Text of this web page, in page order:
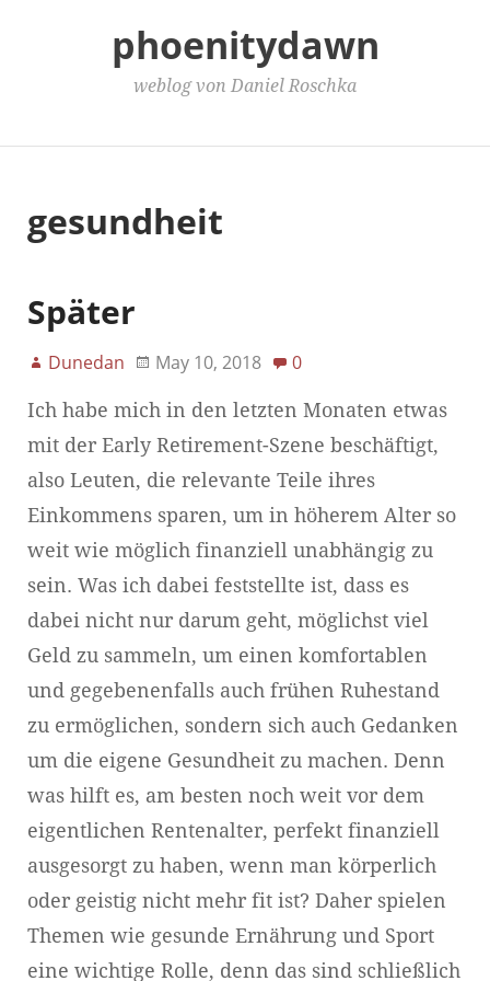
phoenitydawn
weblog von Daniel Roschka
gesundheit
Später
Dunedan May 10, 2018 0
Ich habe mich in den letzten Monaten etwas
mit der Early Retirement-Szene beschäftigt,
also Leuten, die relevante Teile ihres
Einkommens sparen, um in höherem Alter so
weit wie möglich finanziell unabhängig zu
sein. Was ich dabei feststellte ist, dass es
dabei nicht nur darum geht, möglichst viel
Geld zu sammeln, um einen komfortablen
und gegebenenfalls auch frühen Ruhestand
zu ermöglichen, sondern sich auch Gedanken
um die eigene Gesundheit zu machen. Denn
was hilft es, am besten noch weit vor dem
eigentlichen Rentenalter, perfekt finanziell
ausgesorgt zu haben, wenn man körperlich
oder geistig nicht mehr fit ist? Daher spielen
Themen wie gesunde Ernährung und Sport
eine wichtige Rolle, denn das sind schließlich